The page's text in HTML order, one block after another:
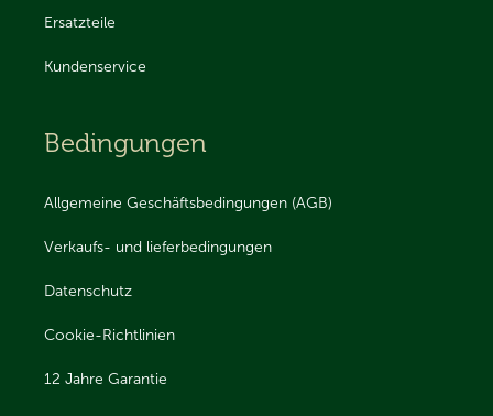
Ersatzteile
Kundenservice
Bedingungen
Allgemeine Geschäftsbedingungen (AGB)
Verkaufs- und lieferbedingungen
Datenschutz
Cookie-Richtlinien
12 Jahre Garantie